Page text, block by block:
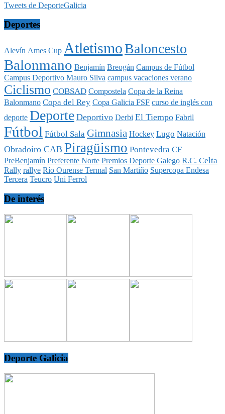
Tweets de DeporteGalicia
Deportes
Alevín Ames Cup AtletismoBaloncesto
Balonmano Benjamín Breogán Campus de Fútbol
Campus Deportivo Mauro Silva campus vacaciones verano
Ciclismo COBSAD Compostela Copa de la Reina
Balonmano Copa del Rey Copa Galicia FSF curso de inglés con
deporte Deporte Deportivo Derbi El Tiempo Fabril
Fútbol Fútbol Sala Gimnasia Hockey Lugo Natación
Obradoiro CAB Piragüismo Pontevedra CF
PreBenjamín Preferente Norte Premios Deporte Galego R.C. Celta
Rally rallye Río Ourense Termal San Martiño Supercopa Endesa
Tercera Teucro Uni Ferrol
De interés
Deporte Galicia